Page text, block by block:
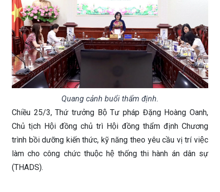
Quang cảnh buổi thẩm định.
Chiều 25/3, Thứ trưởng Bộ Tư pháp Đặng Hoàng Oanh,
Chủ tịch Hội đồng chủ trì Hội đồng thẩm định Chương
trình bồi dưỡng kiến thức, kỹ năng theo yêu cầu vị trí việc
làm cho công chức thuộc hệ thống thi hành án dân sự
(THADS).